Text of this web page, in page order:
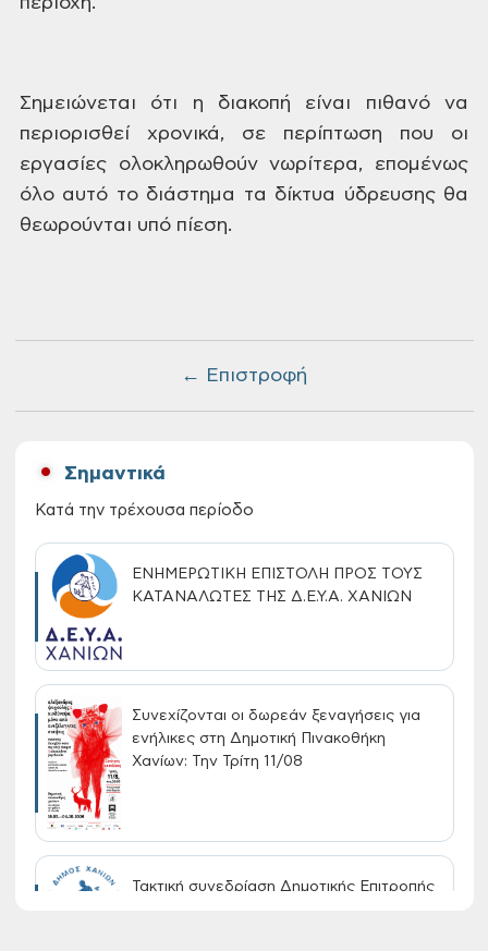
← Επιστροφή
Σημειώνεται ότι η διακοπή είναι πιθανό να
περιορισθεί χρονικά, σε περίπτωση που οι
εργασίες ολοκληρωθούν νωρίτερα, επομένως
όλο αυτό το διάστημα τα δίκτυα ύδρευσης θα
θεωρούνται υπό πίεση.
Σημαντικά
Κατά την τρέχουσα περίοδο
ΕΝΗΜΕΡΩΤΙΚΗ ΕΠΙΣΤΟΛΗ ΠΡΟΣ ΤΟΥΣ
ΚΑΤΑΝΑΛΩΤΕΣ ΤΗΣ Δ.Ε.Υ.Α. ΧΑΝΙΩΝ
Συνεχίζονται οι δωρεάν ξεναγήσεις για
ενήλικες στη Δημοτική Πινακοθήκη
Χανίων: Την Τρίτη 11/08
Τακτική συνεδρίαση Δημοτικής Επιτροπής